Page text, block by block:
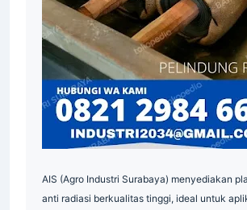
AIS (Agro Industri Surabaya) menyediakan
anti radiasi berkualitas tinggi, ideal untuk